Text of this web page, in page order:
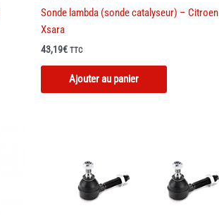
Sonde lambda (sonde catalyseur) – Citroen
Xsara
43,19€ TTC
Ajouter au panier